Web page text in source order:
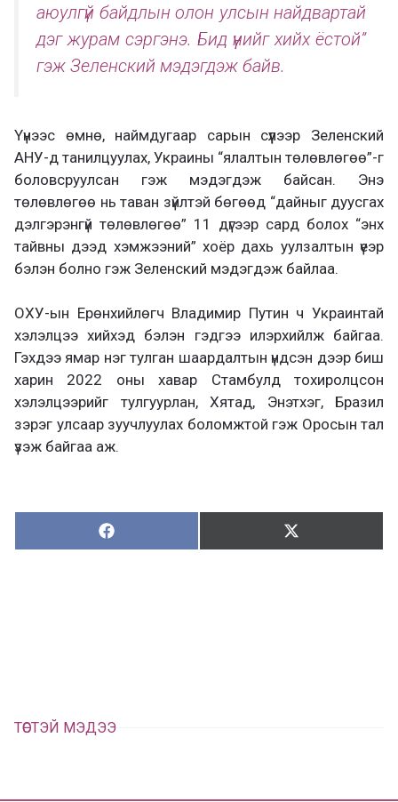
аюулгүй байдлын олон улсын найдвартай
дэг журам сэргэнэ. Бид үүнийг хийх ёстой”
гэж Зеленский мэдэгдэж байв.
Үүнээс өмнө, наймдугаар сарын сүүлээр Зеленский
АНУ-д танилцуулах, Украины “ялалтын төлөвлөгөө”-г
боловсруулсан гэж мэдэгдэж байсан. Энэ
төлөвлөгөө нь таван зүйлтэй бөгөөд “дайныг дуусгах
дэлгэрэнгүй төлөвлөгөө” 11 дүгээр сард болох “энх
тайвны дээд хэмжээний” хоёр дахь уулзалтын үеэр
бэлэн болно гэж Зеленский мэдэгдэж байлаа.
ОХУ-ын Ерөнхийлөгч Владимир Путин ч Украинтай
хэлэлцээ хийхэд бэлэн гэдгээ илэрхийлж байгаа.
Гэхдээ ямар нэг тулган шаардалтын үндсэн дээр биш
харин 2022 оны хавар Стамбулд тохиролцсон
хэлэлцээрийг тулгуурлан, Хятад, Энэтхэг, Бразил
зэрэг улсаар зуучлуулах боломжтой гэж Оросын тал
үзэж байгаа аж.
Хуваалцах:
Х
у
Түгээх:
Т
ТӨСТЭЙ МЭДЭЭ